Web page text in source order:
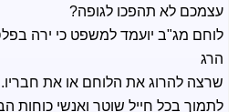
עצמכם לא תהפכו לגופה?
לוחם מג"ב יועמד למשפט כי ירה
הרג
שרצה להרוג את הלוחם או את חבריו.
לתמוך בכל חייל שוטר ואנשי כוחות